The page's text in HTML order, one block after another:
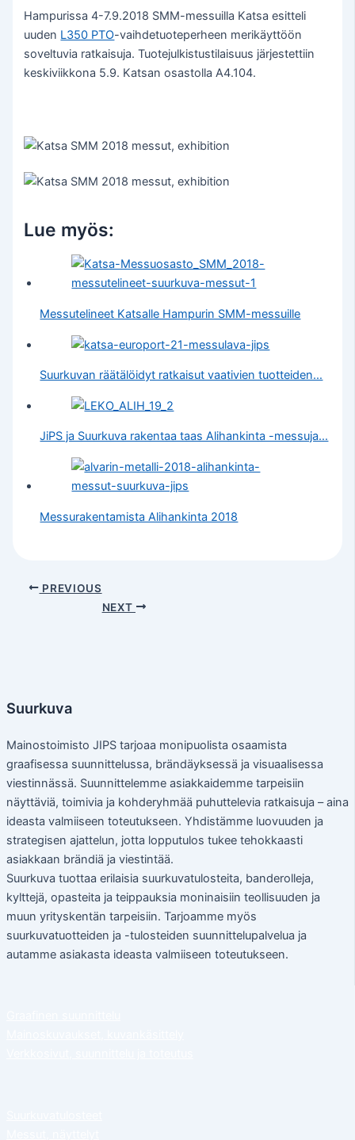
Hampurissa 4-7.9.2018 SMM-messuilla Katsa esitteli
uuden L350 PTO-vaihdetuoteperheen merikäyttöön
soveltuvia ratkaisuja. Tuotejulkistustilaisuus järjestettiin
keskiviikkona 5.9. Katsan osastolla A4.104.
Lue myös:
Messutelineet Katsalle Hampurin SMM-messuille
Suurkuvan räätälöidyt ratkaisut vaativien tuotteiden…
JiPS ja Suurkuva rakentaa taas Alihankinta -messuja…
Messurakentamista Alihankinta 2018
PREVIOUS
NEXT
Suurkuva
Mainostoimisto JIPS tarjoaa monipuolista osaamista
graafisessa suunnittelussa, brändäyksessä ja visuaalisessa
viestinnässä. Suunnittelemme asiakkaidemme tarpeisiin
näyttäviä, toimivia ja kohderyhmää puhuttelevia ratkaisuja – aina
ideasta valmiiseen toteutukseen. Yhdistämme luovuuden ja
strategisen ajattelun, jotta lopputulos tukee tehokkaasti
asiakkaan brändiä ja viestintää.
Suurkuva tuottaa erilaisia suurkuvatulosteita, banderolleja,
kylttejä, opasteita ja teippauksia moninaisiin teollisuuden ja
muun yrityskentän tarpeisiin. Tarjoamme myös
suurkuvatuotteiden ja -tulosteiden suunnittelupalvelua ja
autamme asiakasta ideasta valmiiseen toteutukseen.